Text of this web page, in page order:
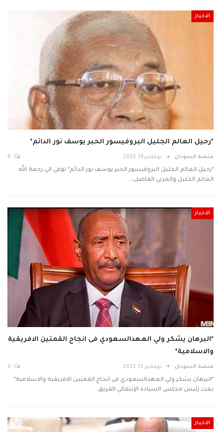
الاخبار
*رحيل العالم الجليل البروفيسور الحبر يوسف نور الدائم*
منصة السودان نوفمبر 19, 2023
*رحيل العالم الجليل البروفيسور الحبر يوسف نور الدائم* توفي الي رحمة الله
العالم الجليل والمربي الفاضل،…
الاخبار
*البرهان يشكر ولي العهدالسعودي فى انجاح القمتين الافريقية
والاسلامية*
منصة السودان نوفمبر 13, 2023
*البرهان يشكر ولي العهدالسعودي فى انجاح القمتين الافريقية والاسلامية*
بعث رئيس مجلس السيادة الإنتقالي الفريق…
الاخبار